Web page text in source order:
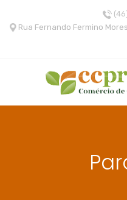
Rua Fernando Fermino